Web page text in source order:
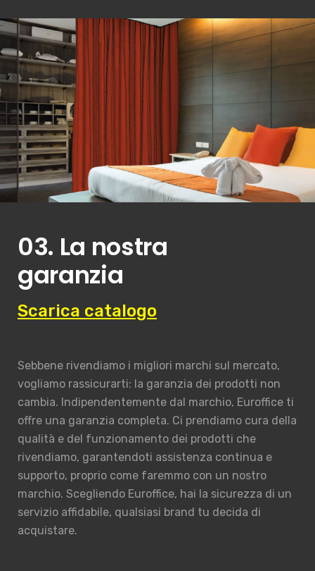
03. La nostra
garanzia
Scarica catalogo
Sebbene rivendiamo i migliori marchi sul mercato,
vogliamo rassicurarti: la garanzia dei prodotti non
cambia. Indipendentemente dal marchio, Euroffice ti
offre una garanzia completa. Ci prendiamo cura della
qualità e del funzionamento dei prodotti che
rivendiamo, garantendoti assistenza continua e
supporto, proprio come faremmo con un nostro
marchio. Scegliendo Euroffice, hai la sicurezza di un
servizio affidabile, qualsiasi brand tu decida di
acquistare.